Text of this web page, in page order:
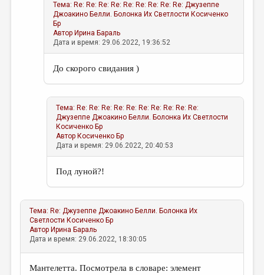
Тема: Re: Re: Re: Re: Re: Re: Re: Re: Re: Джузеппе
Джоакино Белли. Болонка Их Светлости Косиченко
Бр
Автор Ирина Бараль
Дата и время: 29.06.2022, 19:36:52
До скорого свидания )
Тема: Re: Re: Re: Re: Re: Re: Re: Re: Re: Re:
Джузеппе Джоакино Белли. Болонка Их Светлости
Косиченко Бр
Автор Косиченко Бр
Дата и время: 29.06.2022, 20:40:53
Под луной?!
Тема: Re: Джузеппе Джоакино Белли. Болонка Их
Светлости Косиченко Бр
Автор Ирина Бараль
Дата и время: 29.06.2022, 18:30:05
Мантелетта. Посмотрела в словаре: элемент